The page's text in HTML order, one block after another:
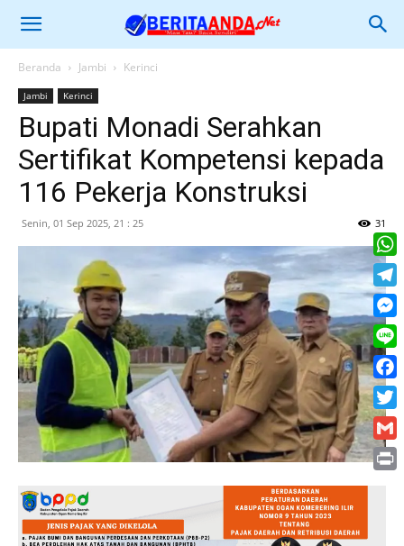
Beranda Jambi Kerinci
Jambi Kerinci
Bupati Monadi Serahkan
Sertifikat Kompetensi kepada
116 Pekerja Konstruksi
Senin, 01 Sep 2025, 21 : 25 31
Line